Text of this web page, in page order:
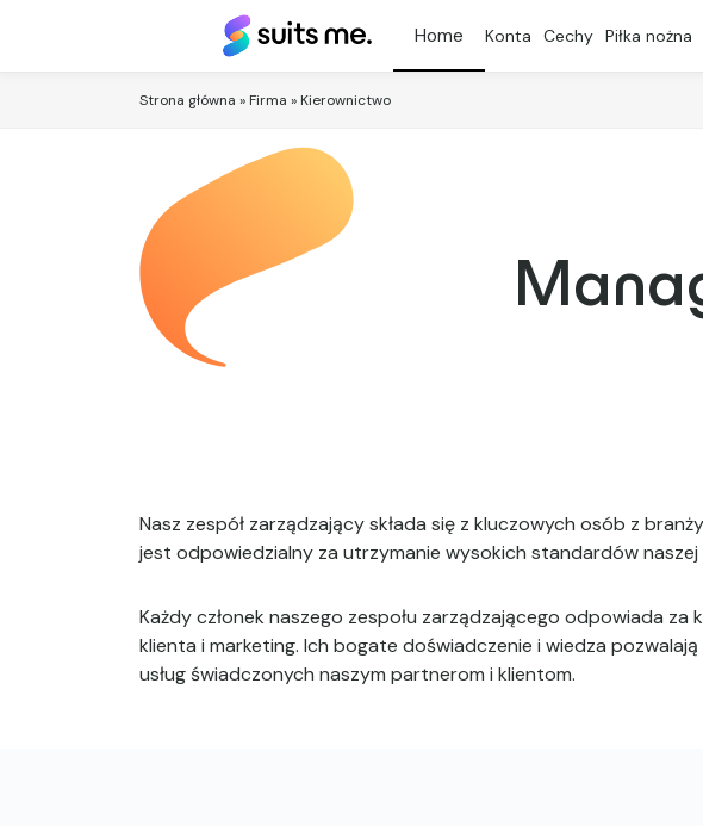
Suits
Me® Konta Cechy Piłka nożna
Strona główna » Firma » Kierownictwo
Nasz zespół zarządzający składa się z kluczowych osób z
jest odpowiedzialny za utrzymanie wysokich standardów naszej
Każdy członek naszego zespołu zarządzającego odpowiada
klienta i marketing. Ich bogate doświadczenie i wiedza
usług świadczonych naszym partnerom i klientom.